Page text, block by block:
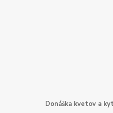
Donáška kvetov a